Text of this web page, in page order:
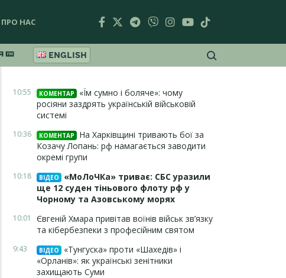
ПРО НАС
ENGLISH
10:55 КОМЕНТАР
«Їм сумно і боляче»: чому
росіяни заздрять українській військовій
системі
10:36 КОМЕНТАР
На Харківщині тривають бої за
Козачу Лопань: рф намагається заводити
окремі групи
10:18 ВІДЕО
«МоЛоЧКа» триває: СБС уразили
ще 12 суден тіньового флоту рф у
Чорному та Азовському морях
10:01
Євгеній Хмара привітав воїнів військ зв’язку
та кібербезпеки з професійним святом
9:43 ВІДЕО
«Тунгуска» проти «Шахедів» і
«Орланів»: як українські зенітники
захищають Суми